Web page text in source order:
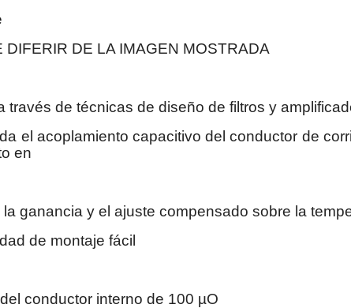
DE LA IMAGEN MOSTRADA
través de técnicas de diseño de filtros y
el acoplamiento capacitivo del conductor de
en
ganancia y el ajuste compensado sobre la
de montaje fácil
conductor interno de 100 µO